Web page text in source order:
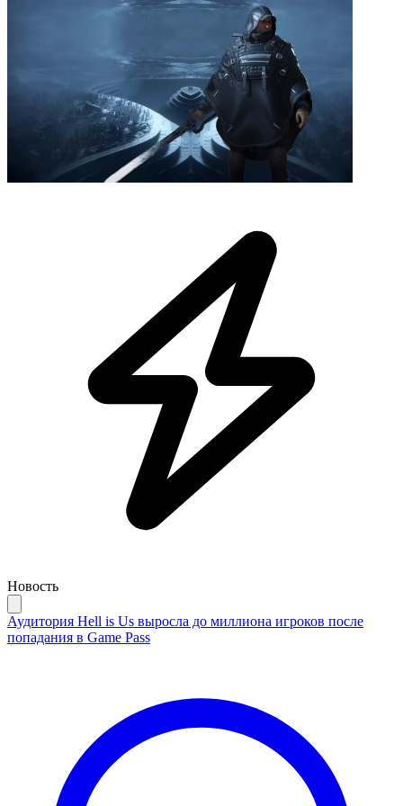
Новость
Аудитория Hell is Us выросла до миллиона игроков после
попадания в Game Pass